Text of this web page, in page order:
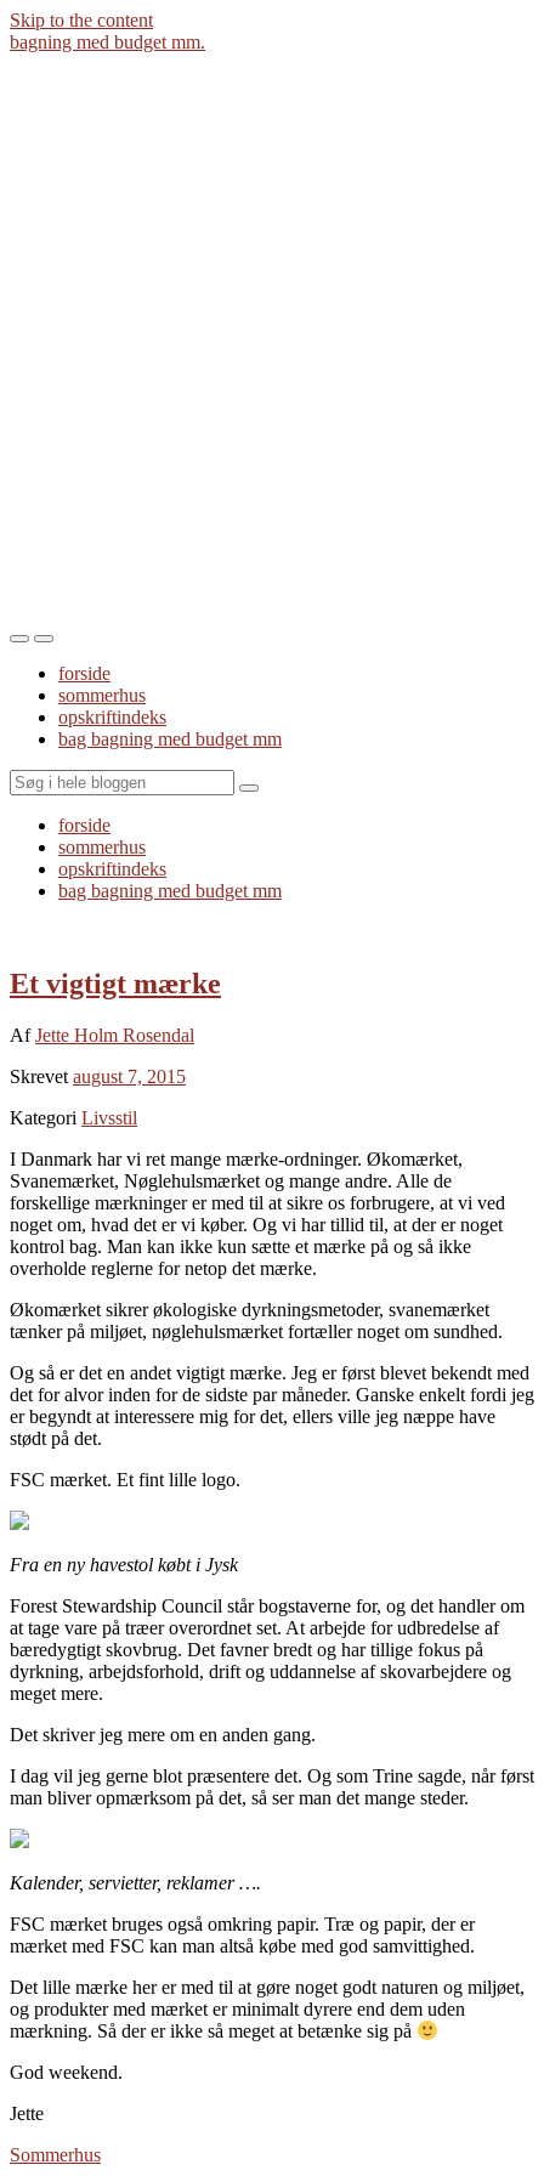
Skip to the content
bagning med budget mm.
Toggle
mobile
menu
Toggle
the
search
field
forside
sommerhus
opskriftindeks
bag bagning med budget mm
Search
forside
sommerhus
opskriftindeks
bag bagning med budget mm
Et vigtigt mærke
AfJette Holm Rosendal
Skrevet august 7, 2015
Kategori Livsstil
I Danmark har vi ret mange mærke-ordninger. Økomærket,
Svanemærket, Nøglehulsmærket og mange andre. Alle de
forskellige mærkninger er med til at sikre os forbrugere, at vi ved
noget om, hvad det er vi køber. Og vi har tillid til, at der er noget
kontrol bag. Man kan ikke kun sætte et mærke på og så ikke
overholde reglerne for netop det mærke.
Økomærket sikrer økologiske dyrkningsmetoder, svanemærket
tænker på miljøet, nøglehulsmærket fortæller noget om sundhed.
Og så er det en andet vigtigt mærke. Jeg er først blevet bekendt med
det for alvor inden for de sidste par måneder. Ganske enkelt fordi jeg
er begyndt at interessere mig for det, ellers ville jeg næppe have
stødt på det.
FSC mærket. Et fint lille logo.
Fra en ny havestol købt i Jysk
Forest Stewardship Council står bogstaverne for, og det handler om
at tage vare på træer overordnet set. At arbejde for udbredelse af
bæredygtigt skovbrug. Det favner bredt og har tillige fokus på
dyrkning, arbejdsforhold, drift og uddannelse af skovarbejdere og
meget mere.
Det skriver jeg mere om en anden gang.
I dag vil jeg gerne blot præsentere det. Og som Trine sagde, når først
man bliver opmærksom på det, så ser man det mange steder.
Kalender, servietter, reklamer ….
FSC mærket bruges også omkring papir. Træ og papir, der er
mærket med FSC kan man altså købe med god samvittighed.
Det lille mærke her er med til at gøre noget godt naturen og miljøet,
og produkter med mærket er minimalt dyrere end dem uden
mærkning. Så der er ikke så meget at betænke sig på
God weekend.
Jette
Sommerhus